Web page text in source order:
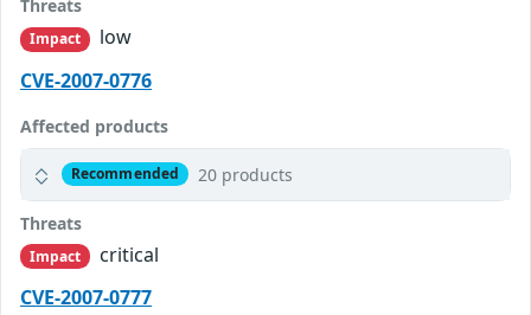
Threats
Impact
low
CVE-2007-0776
Affected products
Recommended 20 products
Threats
Impact
critical
CVE-2007-0777